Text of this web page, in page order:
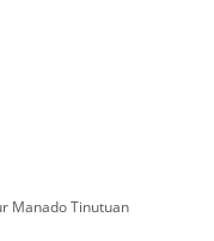
Manado Tinutuan